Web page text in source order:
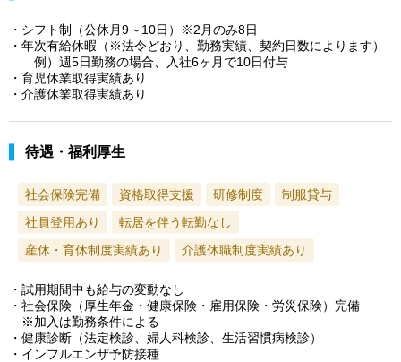
・シフト制（公休月9～10日）※2月のみ8日
・年次有給休暇（※法令どおり、勤務実績、契約日数によります）
例）週5日勤務の場合、入社6ヶ月で10日付与
・育児休業取得実績あり
・介護休業取得実績あり
待遇・福利厚生
社会保険完備 資格取得支援 研修制度
制服貸与
社員登用あり
転居を伴う転勤なし
産休・育休制度実績あり
介護休職制度実績あり
・試用期間中も給与の変動なし
・社会保険（厚生年金・健康保険・雇用保険・労災保険）完備
※加入は勤務条件による
・健康診断（法定検診、婦人科検診、生活習慣病検診）
・インフルエンザ予防接種